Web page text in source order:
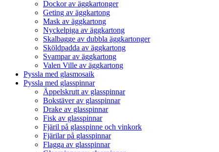
Dockor av äggkartonger
Geting av äggkartong
Mask av äggkartong
Nyckelpiga av äggkartong
Skalbagge av dubbla äggkartonger
Sköldpadda av äggkartong
Svampar av äggkartong
Valen Ville av äggkartong
Pyssla med glasmosaik
Pyssla med glasspinnar
Äppelskrutt av glasspinnar
Bokstäver av glasspinnar
Drake av glasspinnar
Fisk av glasspinnar
Fjäril på glasspinne och vinkork
Fjärilar på glasspinnar
Flagga av glasspinnar